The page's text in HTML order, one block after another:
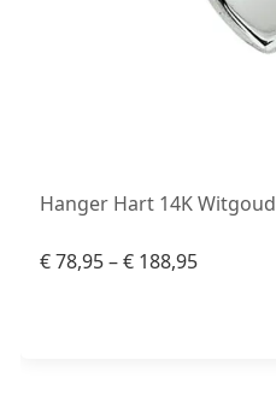
Hanger Hart 14K Witgoud
€78,95–€ 188,95